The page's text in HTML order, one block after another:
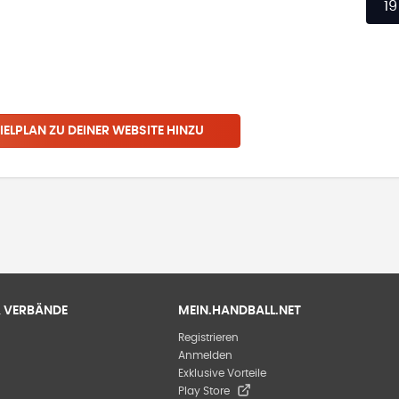
19
ZU DEINER WEBSITE HINZU
VERBÄNDE MEIN.HANDBALL.NET
Registrieren
Anmelden
Exklusive Vorteile
Play Store